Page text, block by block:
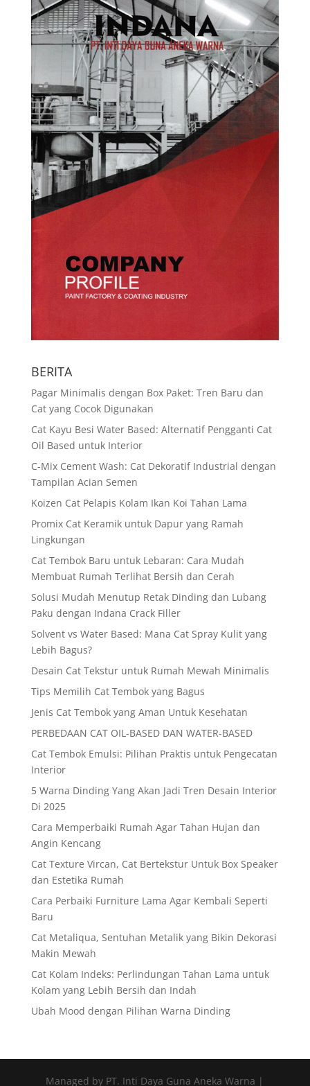
BERITA
Pagar Minimalis dengan Box Paket: Tren Baru dan
Cat yang Cocok Digunakan
Cat Kayu Besi Water Based: Alternatif Pengganti Cat
Oil Based untuk Interior
C-Mix Cement Wash: Cat Dekoratif Industrial dengan
Tampilan Acian Semen
Koizen Cat Pelapis Kolam Ikan Koi Tahan Lama
Promix Cat Keramik untuk Dapur yang Ramah
Lingkungan
Cat Tembok Baru untuk Lebaran: Cara Mudah
Membuat Rumah Terlihat Bersih dan Cerah
Solusi Mudah Menutup Retak Dinding dan Lubang
Paku dengan Indana Crack Filler
Solvent vs Water Based: Mana Cat Spray Kulit yang
Lebih Bagus?
Desain Cat Tekstur untuk Rumah Mewah Minimalis
Tips Memilih Cat Tembok yang Bagus
Jenis Cat Tembok yang Aman Untuk Kesehatan
PERBEDAAN CAT OIL-BASED DAN WATER-BASED
Cat Tembok Emulsi: Pilihan Praktis untuk Pengecatan
Interior
5 Warna Dinding Yang Akan Jadi Tren Desain Interior
Di 2025
Cara Memperbaiki Rumah Agar Tahan Hujan dan
Angin Kencang
Cat Texture Vircan, Cat Bertekstur Untuk Box Speaker
dan Estetika Rumah
Cara Perbaiki Furniture Lama Agar Kembali Seperti
Baru
Cat Metaliqua, Sentuhan Metalik yang Bikin Dekorasi
Makin Mewah
Cat Kolam Indeks: Perlindungan Tahan Lama untuk
Kolam yang Lebih Bersih dan Indah
Ubah Mood dengan Pilihan Warna Dinding
Managed by PT. Inti Daya Guna Aneka Warna |